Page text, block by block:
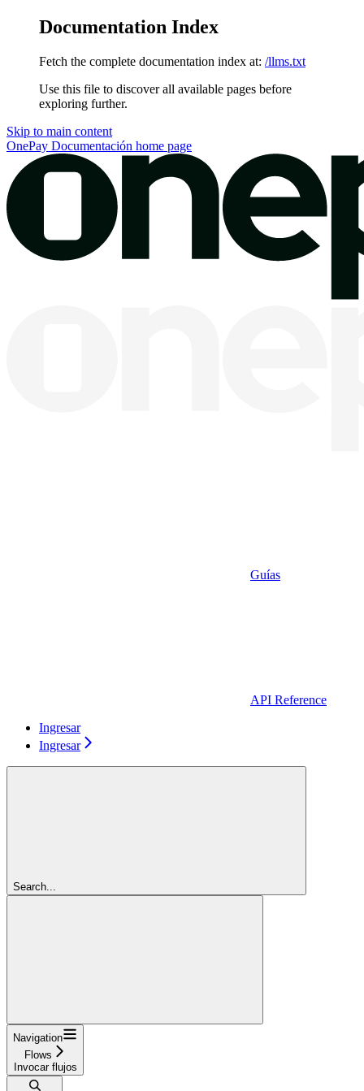
Documentation Index
Fetch the complete documentation index at: /llms.txt
Use this file to discover all available pages before
exploring further.
Skip to main content
OnePay Documentación home page
Guías
API Reference
Ingresar
Ingresar
Search...
Navigation
Flows
Invocar flujos